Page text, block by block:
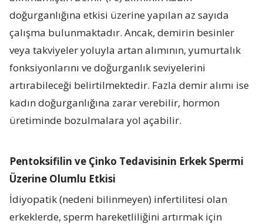
doğurganlığına etkisi üzerine yapılan az sayıda
çalışma bulunmaktadır. Ancak, demirin besinler
veya takviyeler yoluyla artan alımının, yumurtalık
fonksiyonlarını ve doğurganlık seviyelerini
artırabileceği belirtilmektedir. Fazla demir alımı ise
kadın doğurganlığına zarar verebilir, hormon
üretiminde bozulmalara yol açabilir.
Pentoksifilin ve Çinko Tedavisinin Erkek Spermi
Üzerine Olumlu Etkisi
İdiyopatik (nedeni bilinmeyen) infertilitesi olan
erkeklerde, sperm hareketliliğini artırmak için